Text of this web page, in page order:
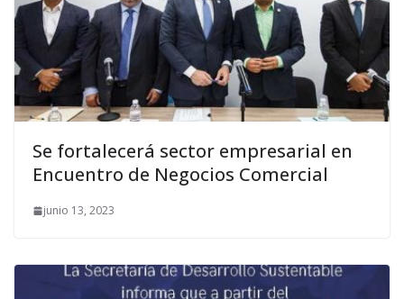
Se fortalecerá sector empresarial en
Encuentro de Negocios Comercial
junio 13, 2023